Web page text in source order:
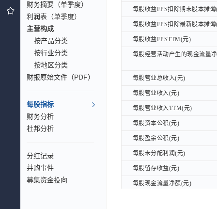
财务摘要（单季度）
利润表（单季度）
主营构成
按产品分类
按行业分类
按地区分类
财报原始文件（PDF）
每股指标
财务分析
杜邦分析
分红记录
并购事件
募集资金投向
每股收益EPS扣除期末股本摊
每股收益EPS扣除最新股本摊
每股收益EPSTTM(元)
每股经营活动产生的现金流量
每股营业总收入(元)
每股营业收入(元)
每股营业收入TTM(元)
每股资本公积(元)
每股盈余公积(元)
每股未分配利润(元)
每股留存收益(元)
每股现金流量净额(元)
每股收益EPS扣除期末股本摊
每股收益EPS扣除最新股本摊
每股收益EPSTTM(元)
每股经营活动产生的现金流量
每股营业总收入(元)
每股营业收入(元)
每股营业收入TTM(元)
每股资本公积(元)
每股盈余公积(元)
每股未分配利润(元)
每股留存收益(元)
每股现金流量净额(元)